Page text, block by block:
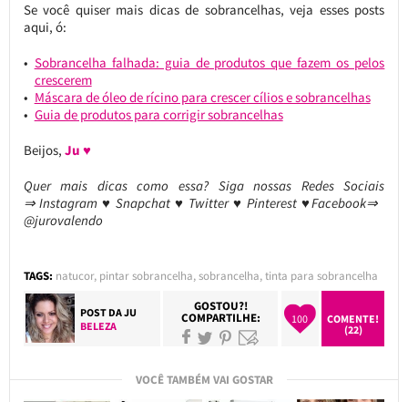
Se você quiser mais dicas de sobrancelhas, veja esses posts
aqui, ó:
Sobrancelha falhada: guia de produtos que fazem os pelos
crescerem
Máscara de óleo de rícino para crescer cílios e sobrancelhas
Guia de produtos para corrigir sobrancelhas
Beijos, Ju ♥
Quer mais dicas como essa? Siga nossas Redes Sociais
⇒ Instagram ♥ Snapchat ♥ Twitter ♥ Pinterest ♥Facebook⇒
@jurovalendo
TAGS: natucor, pintar sobrancelha,sobrancelha,tinta para sobrancelha
POST DAJU
BELEZA
GOSTOU?!
COMPARTILHE: 100
COMENTE!
(22)
VOCÊ TAMBÉM VAI GOSTAR